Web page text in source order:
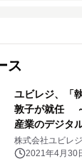
ス
ユビレジ、「
敦子が就任
産業のデジタ
株式会社ユビレジ
2021年4月30